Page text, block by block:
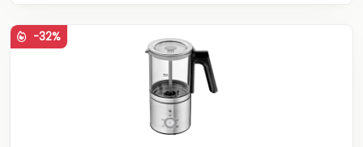
-32%